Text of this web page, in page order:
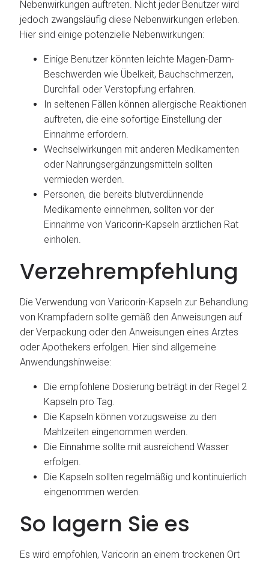
Nebenwirkungen auftreten. Nicht jeder Benutzer wird
jedoch zwangsläufig diese Nebenwirkungen erleben.
Hier sind einige potenzielle Nebenwirkungen:
Einige Benutzer könnten leichte Magen-Darm-
Beschwerden wie Übelkeit, Bauchschmerzen,
Durchfall oder Verstopfung erfahren.
In seltenen Fällen können allergische Reaktionen
auftreten, die eine sofortige Einstellung der
Einnahme erfordern.
Wechselwirkungen mit anderen Medikamenten
oder Nahrungsergänzungsmitteln sollten
vermieden werden.
Personen, die bereits blutverdünnende
Medikamente einnehmen, sollten vor der
Einnahme von Varicorin-Kapseln ärztlichen Rat
einholen.
Verzehrempfehlung
Die Verwendung von Varicorin-Kapseln zur Behandlung
von Krampfadern sollte gemäß den Anweisungen auf
der Verpackung oder den Anweisungen eines Arztes
oder Apothekers erfolgen. Hier sind allgemeine
Anwendungshinweise:
Die empfohlene Dosierung beträgt in der Regel 2
Kapseln pro Tag.
Die Kapseln können vorzugsweise zu den
Mahlzeiten eingenommen werden.
Die Einnahme sollte mit ausreichend Wasser
erfolgen.
Die Kapseln sollten regelmäßig und kontinuierlich
eingenommen werden.
So lagern Sie es
Es wird empfohlen, Varicorin an einem trockenen Ort